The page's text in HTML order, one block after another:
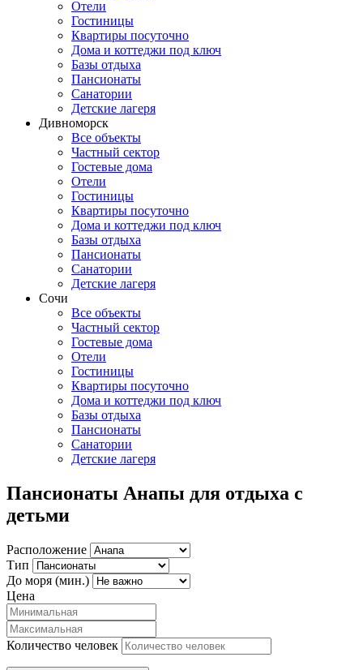
Отели
Гостиницы
Квартиры посуточно
Дома и коттеджи под ключ
Базы отдыха
Пансионаты
Санатории
Детские лагеря
Дивноморск
Все объекты
Частный сектор
Гостевые дома
Отели
Гостиницы
Квартиры посуточно
Дома и коттеджи под ключ
Базы отдыха
Пансионаты
Санатории
Детские лагеря
Сочи
Все объекты
Частный сектор
Гостевые дома
Отели
Гостиницы
Квартиры посуточно
Дома и коттеджи под ключ
Базы отдыха
Пансионаты
Санатории
Детские лагеря
Пансионаты Анапы для отдыха с
детьми
Расположение
Тип
До моря (мин.)
Цена
Количество человек